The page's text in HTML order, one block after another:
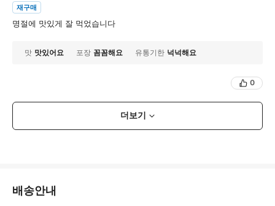
재구매
명절에 맛있게 잘 먹었습니다
맛 맛있어요 포장 꼼꼼해요 유통기한 넉넉해요
0
더보기
배
배송안내